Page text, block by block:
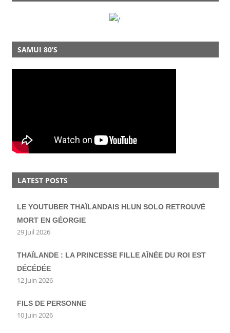
SAMUI 80’S
LATEST POSTS
LE YOUTUBER THAÏLANDAIS HLUN SOLO RETROUVÉ
MORT EN GÉORGIE
29 Juil 2026
THAÏLANDE : LA PRINCESSE FILLE AÎNÉE DU ROI EST
DÉCÉDÉE
12 Juin 2026
FILS DE PERSONNE
10 Juin 2026